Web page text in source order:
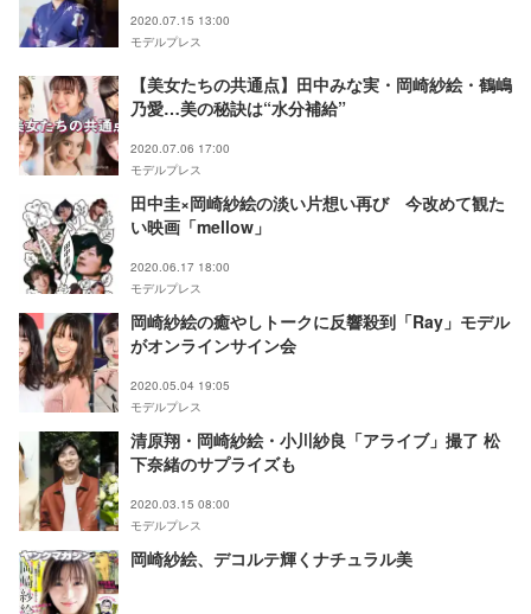
2020.07.15 13:00
モデルプレス
【美女たちの共通点】田中みな実・岡崎紗絵・鶴嶋
乃愛…美の秘訣は“水分補給”
2020.07.06 17:00
モデルプレス
田中圭×岡崎紗絵の淡い片想い再び 今改めて観た
い映画「mellow」
2020.06.17 18:00
モデルプレス
岡崎紗絵の癒やしトークに反響殺到「Ray」モデル
がオンラインサイン会
2020.05.04 19:05
モデルプレス
清原翔・岡崎紗絵・小川紗良「アライブ」撮了 松
下奈緒のサプライズも
2020.03.15 08:00
モデルプレス
岡崎紗絵、デコルテ輝くナチュラル美